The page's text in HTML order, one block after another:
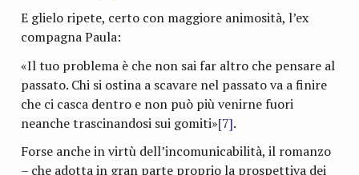
E glielo ripete, certo con maggiore animosità, l’ex
compagna Paula:
«Il tuo problema è che non sai far altro che pensare al
passato. Chi si ostina a scavare nel passato va a finire
che ci casca dentro e non può più venirne fuori
neanche trascinandosi sui gomiti»[7].
Forse anche in virtù dell’incomunicabilità, il romanzo
– che adotta in gran parte proprio la prospettiva dei